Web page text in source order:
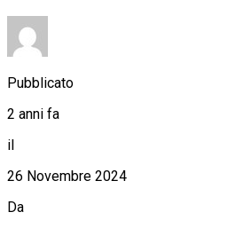
Pubblicato
2 anni fa
il
26 Novembre 2024
Da